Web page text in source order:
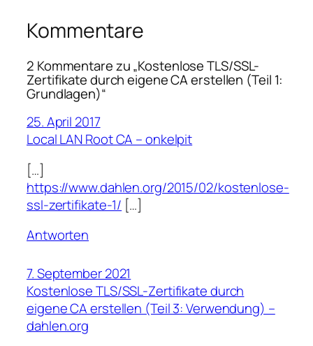
Kommentare
2 Kommentare zu „Kostenlose TLS/SSL-
Zertifikate durch eigene CA erstellen (Teil 1:
Grundlagen)“
25. April 2017
Local LAN Root CA – onkelpit
[…]
https://www.dahlen.org/2015/02/kostenlose-
ssl-zertifikate-1/ […]
Antworten
7. September 2021
Kostenlose TLS/SSL-Zertifikate durch
eigene CA erstellen (Teil 3: Verwendung) –
dahlen.org